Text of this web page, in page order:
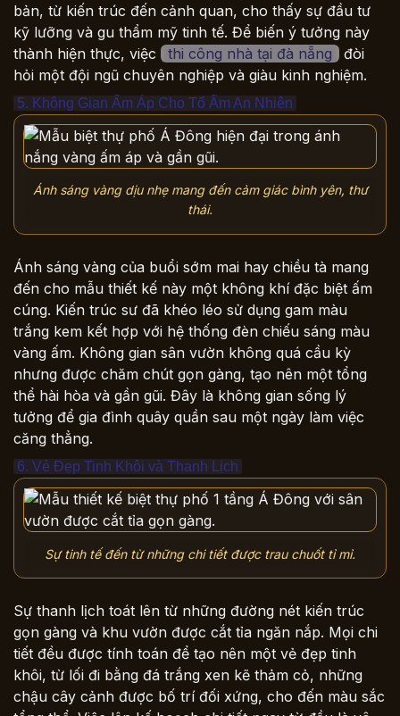
bản, từ kiến trúc đến cảnh quan, cho thấy sự đầu tư
kỹ lưỡng và gu thẩm mỹ tinh tế. Để biến ý tưởng này
thành hiện thực, việc
thi công nhà tại đà nẵng
đòi
hỏi một đội ngũ chuyên nghiệp và giàu kinh nghiệm.
5. Không Gian Ấm Áp Cho Tổ Ấm An Nhiên
Ánh sáng vàng dịu nhẹ mang đến cảm giác bình yên, thư
thái.
Ánh sáng vàng của buổi sớm mai hay chiều tà mang
đến cho mẫu thiết kế này một không khí đặc biệt ấm
cúng. Kiến trúc sư đã khéo léo sử dụng gam màu
trắng kem kết hợp với hệ thống đèn chiếu sáng màu
vàng ấm. Không gian sân vườn không quá cầu kỳ
nhưng được chăm chút gọn gàng, tạo nên một tổng
thể hài hòa và gần gũi. Đây là không gian sống lý
tưởng để gia đình quây quần sau một ngày làm việc
căng thẳng.
6. Vẻ Đẹp Tinh Khôi và Thanh Lịch
Sự tinh tế đến từ những chi tiết được trau chuốt tỉ mỉ.
Sự thanh lịch toát lên từ những đường nét kiến trúc
gọn gàng và khu vườn được cắt tỉa ngăn nắp. Mọi chi
tiết đều được tính toán để tạo nên một vẻ đẹp tinh
khôi, từ lối đi bằng đá trắng xen kẽ thảm cỏ, những
chậu cây cảnh được bố trí đối xứng, cho đến màu sắc